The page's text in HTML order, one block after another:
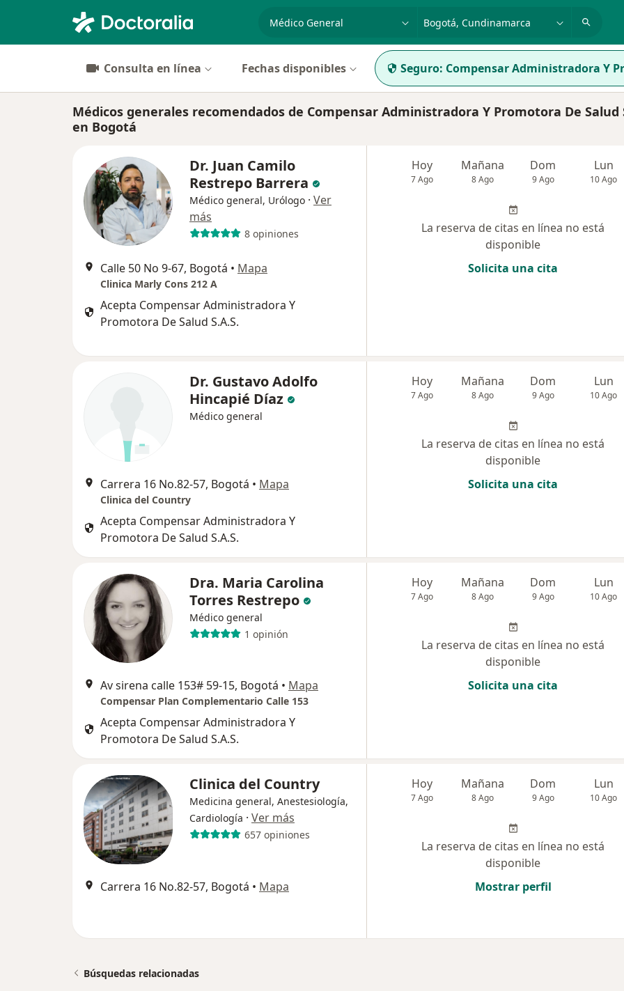
especialidad, enfermedad o nombre
p. ej. Bogotá
Consulta en línea Fechas disponibles Seguro: Compensar Administradora Y
Médicos generales recomendados de Compensar Administradora Y Promotora De Salud
en Bogotá
Dr. Juan Camilo
Restrepo Barrera
Médico general, Urólogo · Ver
más
8 opiniones
Calle 50 No 9-67, Bogotá • Mapa
Clinica Marly Cons 212 A
Acepta Compensar Administradora Y
Promotora De Salud S.A.S.
Hoy
7 Ago
Mañana
8 Ago
Dom
9 Ago
Lun
10 Ago
La reserva de citas en línea no está
disponible
Solicita una cita
Dr. Gustavo Adolfo
Hincapié Díaz
Médico general
Carrera 16 No.82-57, Bogotá • Mapa
Clinica del Country
Acepta Compensar Administradora Y
Promotora De Salud S.A.S.
Hoy
7 Ago
Mañana
8 Ago
Dom
9 Ago
Lun
10 Ago
La reserva de citas en línea no está
disponible
Solicita una cita
Dra. Maria Carolina
Torres Restrepo
Médico general
1 opinión
Av sirena calle 153# 59-15, Bogotá • Mapa
Compensar Plan Complementario Calle 153
Acepta Compensar Administradora Y
Promotora De Salud S.A.S.
Hoy
7 Ago
Mañana
8 Ago
Dom
9 Ago
Lun
10 Ago
La reserva de citas en línea no está
disponible
Solicita una cita
Clinica del Country
Medicina general, Anestesiología,
Cardiología · Ver más
657 opiniones
Carrera 16 No.82-57, Bogotá • Mapa
Hoy
7 Ago
Mañana
8 Ago
Dom
9 Ago
Lun
10 Ago
La reserva de citas en línea no está
disponible
Mostrar perfil
Búsquedas relacionadas